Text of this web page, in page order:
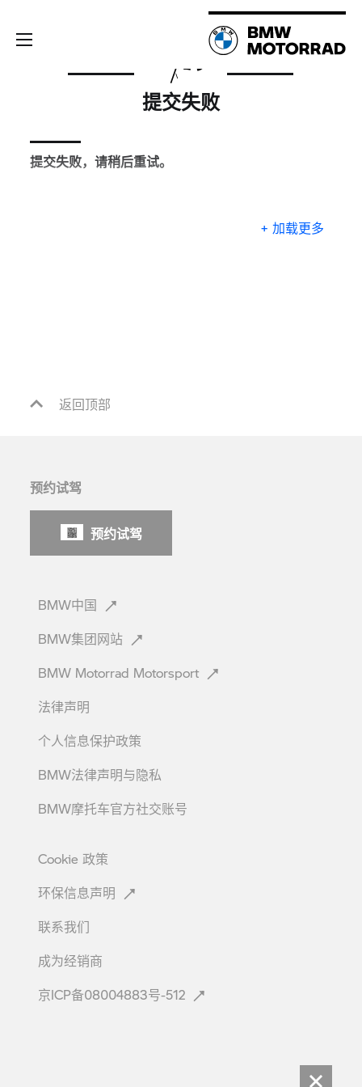
提交失败
提交失败，请稍后重试。
+ 加载更多
返回顶部
预约试驾
预约试驾
BMW中国
BMW集团网站
BMW Motorrad Motorsport
法律声明
个人信息保护政策
BMW法律声明与隐私
BMW摩托车官方社交账号
Cookie政策
环保信息声明
联系我们
成为经销商
京ICP备08004883号-512